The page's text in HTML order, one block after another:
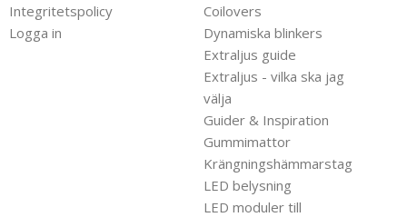
Integritetspolicy
Logga in
Coilovers
Dynamiska blinkers
Extraljus guide
Extraljus - vilka ska jag
välja
Guider & Inspiration
Gummimattor
Krängningshämmarstag
LED belysning
LED moduler till